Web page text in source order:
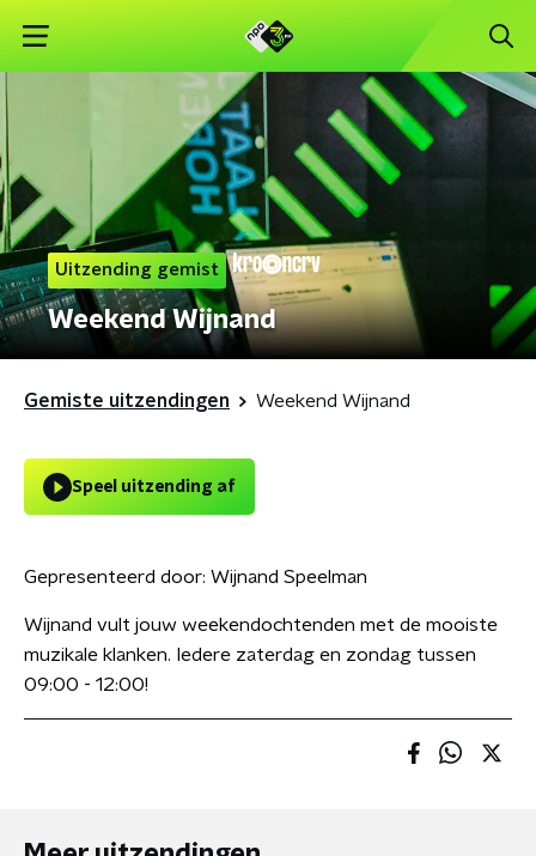
Uitzending gemist
Weekend Wijnand
Gemiste uitzendingen Weekend Wijnand
Speel uitzending af
Gepresenteerd door: Wijnand Speelman
Wijnand vult jouw weekendochtenden met de mooiste
muzikale klanken. Iedere zaterdag en zondag tussen
09:00 - 12:00!